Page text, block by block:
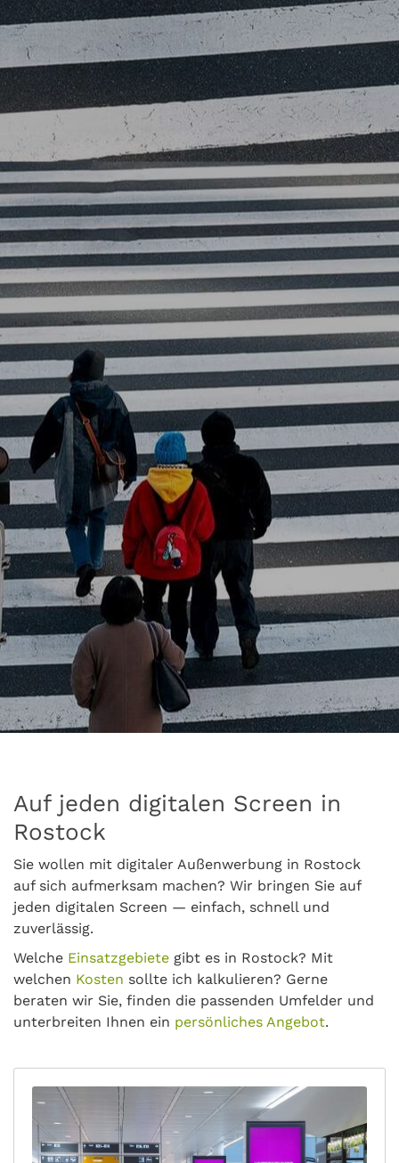
Auf jeden digitalen Screen in
Rostock
Sie wollen mit digitaler Außenwerbung in Rostock
auf sich aufmerksam machen? Wir bringen Sie auf
jeden digitalen Screen — einfach, schnell und
zuverlässig.
Welche Einsatzgebiete gibt es in Rostock? Mit
welchen Kosten sollte ich kalkulieren? Gerne
beraten wir Sie, finden die passenden Umfelder und
unterbreiten Ihnen ein persönliches Angebot.